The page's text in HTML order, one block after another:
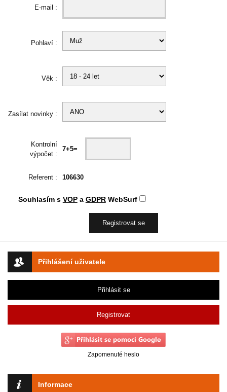
Přihlášení uživatele
Přihlásit se
Registrovat
Zapomenuté heslo
Informace
E-mail :
Pohlaví :
Věk :
Zasílat novinky :
Kontrolní
výpočet :
7+5=
Referent : 106630
Souhlasím s VOPa GDPRWebSurf